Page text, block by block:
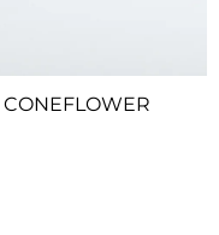
CONEFLOWER